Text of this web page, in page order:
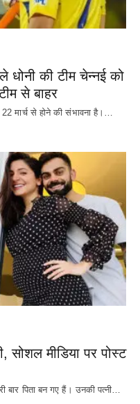
की टीम चेन्नई को
से बाहर
मार्च से होने की संभावना है।…
सोशल मीडिया पर पोस्ट
बार पिता बन गए हैं। उनकी पत्नी…